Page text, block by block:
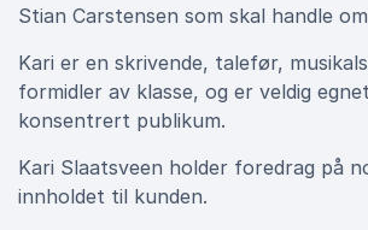
Stian Carstensen som skal handle
Kari er en skrivende, talefør,
formidler av klasse, og er veldig
konsentrert publikum.
Kari Slaatsveen holder foredrag på
innholdet til kunden.